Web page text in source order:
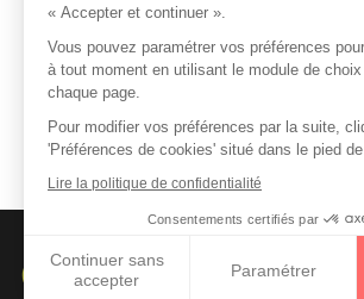
« Accepter et continuer ».
Vous pouvez paramétrer vos préférences
à tout moment en utilisant le module de
chaque page.
Pour modifier vos préférences par la suite,
'Préférences de cookies' situé dans le pied de
Lire la politique de confidentialité
Consentements certifiés par
Continuer sans
accepter
Paramétrer